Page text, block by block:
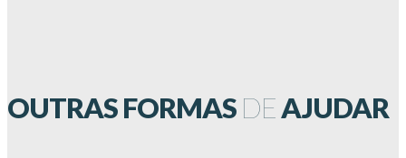
OUTRAS FORMAS DEAJUDAR